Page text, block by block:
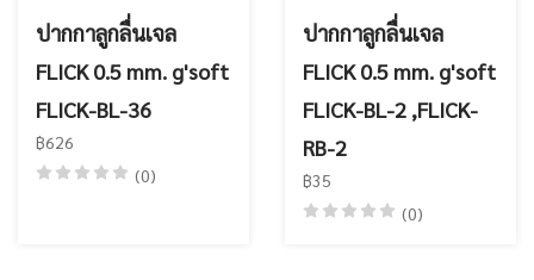
ปากกาลูกลื่นเจล
FLICK 0.5 mm. g'soft
FLICK-BL-36
฿626
(0)
ปากกาลูกลื่นเจล
FLICK 0.5 mm. g'soft
FLICK-BL-2 ,FLICK-
RB-2
฿35
(0)